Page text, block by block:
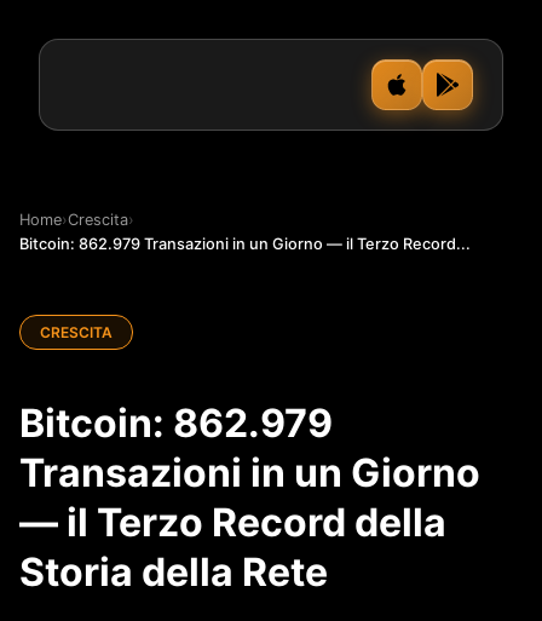
Home›Crescita›
Bitcoin: 862.979 Transazioni in un Giorno — il Terzo Record...
CRESCITA
Bitcoin: 862.979
Transazioni in un Giorno
— il Terzo Record della
Storia della Rete